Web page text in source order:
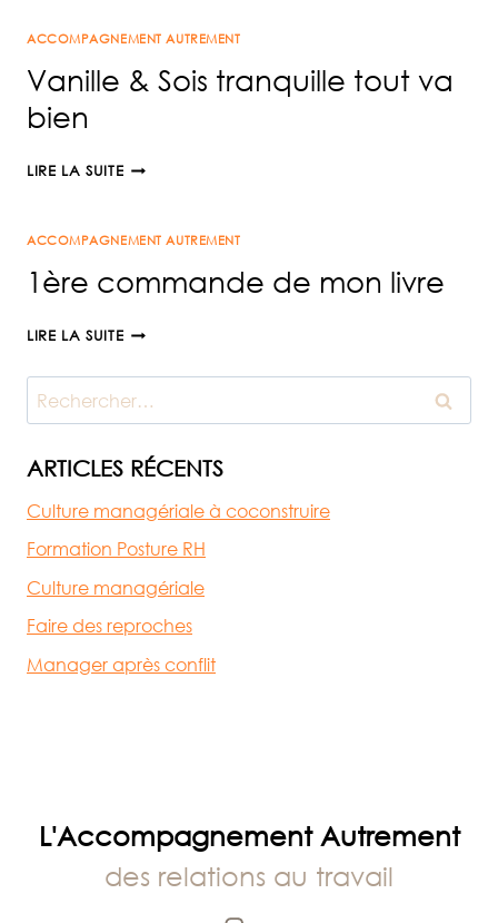
SOIS
TOUT
«
ACCOMPAGNEMENT AUTREMENT
Vanille & Sois tranquille tout va
bien
LIRE LA SUITEVANILLE
TRANQUILLE
VA
ACCOMPAGNEMENT AUTREMENT
1ère commande de mon livre
LIRE LA SUITE1ÈRE
DE
MON
Rechercher :
ARTICLES RÉCENTS
Culture managériale à coconstruire
Formation Posture RH
Culture managériale
Faire des reproches
Manager après conflit
L'Accompagnement Autrement
des relations au travail